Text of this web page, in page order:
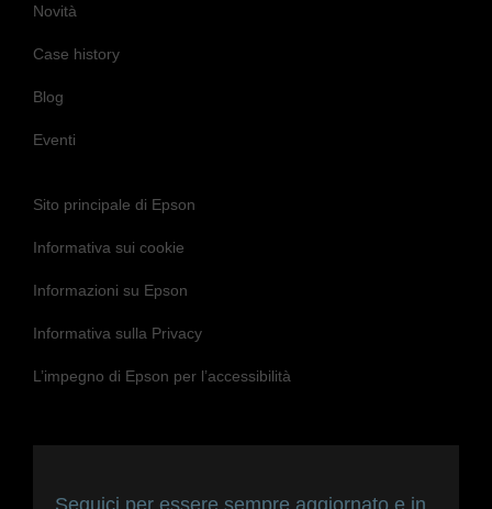
Novità
Case history
Blog
Eventi
Sito principale di Epson
Informativa sui cookie
Informazioni su Epson
Informativa sulla Privacy
L’impegno di Epson per l’accessibilità
Seguici per essere sempre aggiornato e in